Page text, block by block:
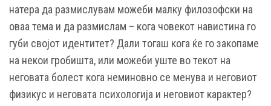
натера да размислувам можеби малку филозофски на
оваа тема и да размислам – кога човекот навистина го
губи својот идентитет? Дали тогаш кога ќе го закопаме
на некои гробишта, или можеби уште во текот на
неговата болест кога неминовно се менува и неговиот
физикус и неговата психологија и неговиот карактер?